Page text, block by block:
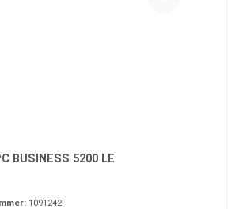
BUSINESS 5200 LE
1091242